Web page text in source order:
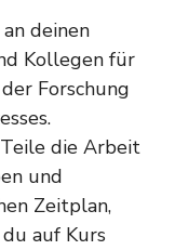
deinen
Kollegen für
Forschung
die Arbeit
und
Zeitplan,
auf Kurs